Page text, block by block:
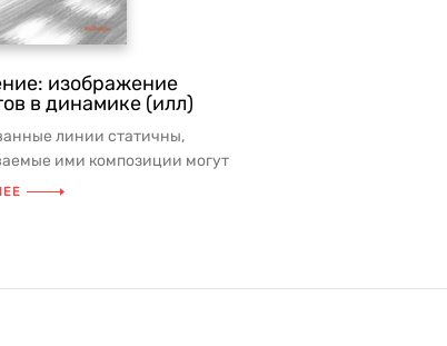
изображение
в динамике (илл)
линии статичны,
ими композиции могут
движение и эмоции.